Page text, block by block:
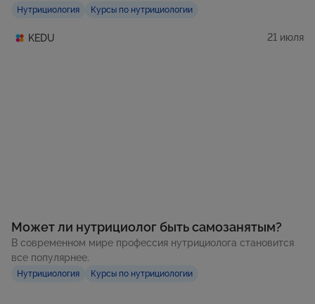
Нутрициология Курсы по нутрициологии
KEDU 21 июля
Может ли нутрициолог быть самозанятым?
В современном мире профессия нутрициолога становится
все популярнее.
Нутрициология Курсы по нутрициологии